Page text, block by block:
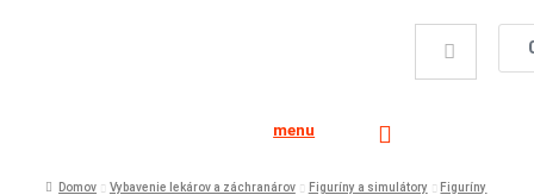
menu
Domov Vybavenie lekárov a záchranárov Figuríny a simulátory
Figuríny